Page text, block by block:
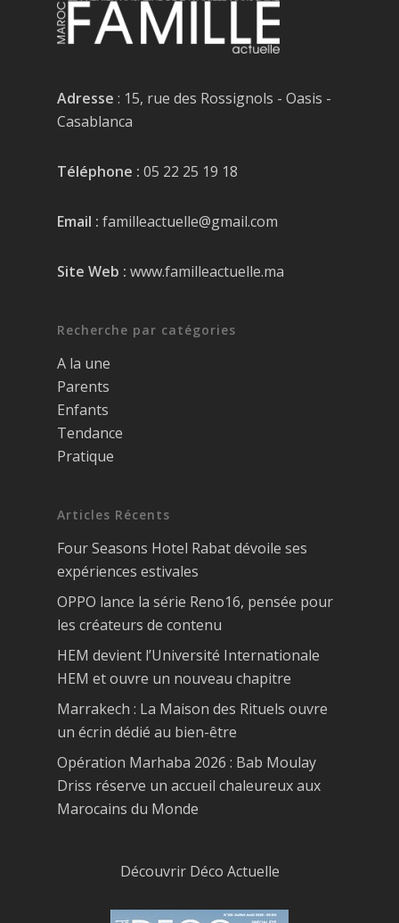
Adresse : 15, rue des Rossignols - Oasis -
Casablanca
Téléphone : 05 22 25 19 18
Email : familleactuelle@gmail.com
Site Web : www.familleactuelle.ma
Recherche par catégories
A la une
Parents
Enfants
Tendance
Pratique
Articles Récents
Four Seasons Hotel Rabat dévoile ses
expériences estivales
OPPO lance la série Reno16, pensée pour
les créateurs de contenu
HEM devient l’Université Internationale
HEM et ouvre un nouveau chapitre
Marrakech : La Maison des Rituels ouvre
un écrin dédié au bien-être
Opération Marhaba 2026 : Bab Moulay
Driss réserve un accueil chaleureux aux
Marocains du Monde
Découvrir Déco Actuelle